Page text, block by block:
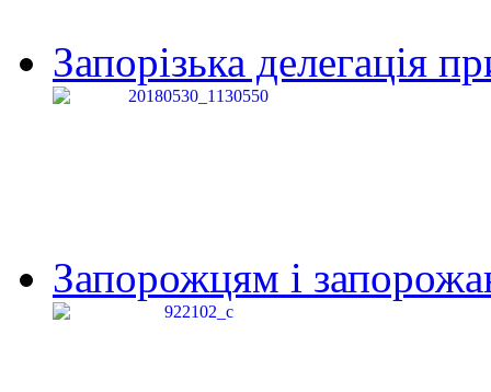
Запорізька делегація
Запорожцям і